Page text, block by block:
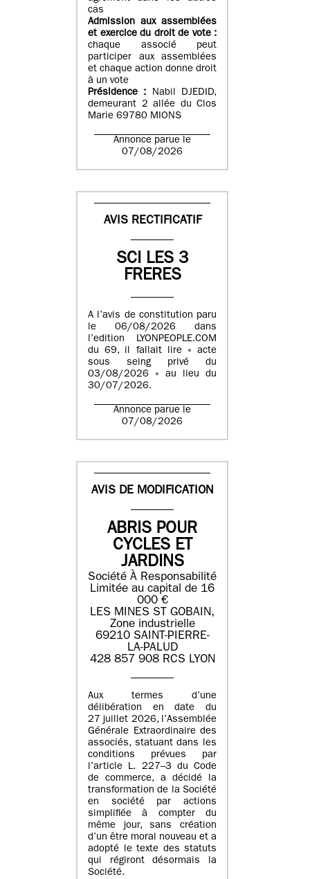
cas
Admission aux assemblées
et exercice du droit de vote :
chaque associé peut
participer aux assemblées
et chaque action donne droit
à un vote
Présidence : Nabil DJEDID,
demeurant 2 allée du Clos
Marie 69780 MIONS
Annonce parue le
07/08/2026
AVIS RECTIFICATIF
SCI LES 3
FRERES
A l’avis de constitution paru
le 06/08/2026 dans
l’edition LYONPEOPLE.COM
du 69, il fallait lire « acte
sous seing privé du
03/08/2026 » au lieu du
30/07/2026.
Annonce parue le
07/08/2026
AVIS DE MODIFICATION
ABRIS POUR
CYCLES ET
JARDINS
Société À Responsabilité
Limitée au capital de 16
000 €
LES MINES ST GOBAIN,
Zone industrielle
69210 SAINT-PIERRE-
LA-PALUD
428 857 908 RCS LYON
Aux termes d’une
délibération en date du
27 juillet 2026, l’Assemblée
Générale Extraordinaire des
associés, statuant dans les
conditions prévues par
l’article L. 227–3 du Code
de commerce, a décidé la
transformation de la Société
en société par actions
simplifiée à compter du
même jour, sans création
d’un être moral nouveau et a
adopté le texte des statuts
qui régiront désormais la
Société.